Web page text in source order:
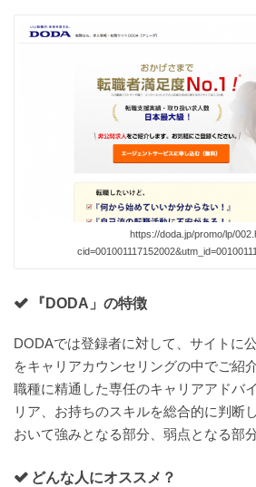
https://doda.jp/promo/lp/
『DODA」の特徴
DODAでは登録者に対して、サイトに
をキャリアカウンセリングの中でご紹
職種に精通した専任のキャリアアドバ
リア、お持ちのスキルを総合的に判断
おいて強みとなる部分、弱点となる部
どんな人にオススメ？